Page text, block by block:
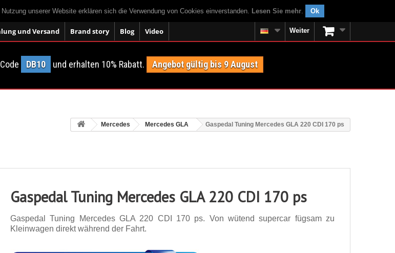
unserer Website erklären sich die Verwendung von Cookies einverstanden. Lesen Sie mehr. Ok
und Versand Brand story Blog Video Weiter
DB10 und erhalten 10% Rabatt. Angebot gültig bis 9 August
Mercedes Mercedes GLA Gaspedal Tuning Mercedes GLA 220 CDI 170 ps
Gaspedal Tuning Mercedes GLA 220 CDI 170 ps
Gaspedal Tuning Mercedes GLA 220 CDI 170 ps. Von wütend supercar fügsam zu
Kleinwagen direkt während der Fahrt.